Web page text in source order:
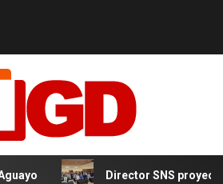
Director SNS proyecta 150